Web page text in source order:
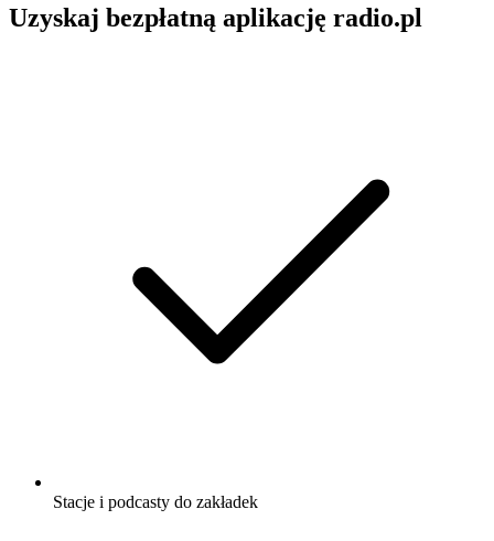
Uzyskaj bezpłatną aplikację radio.pl
Stacje i podcasty do zakładek